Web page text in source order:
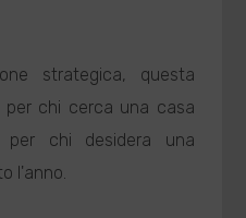
strategica, questa
chi cerca una casa
chi desidera una
l'anno.